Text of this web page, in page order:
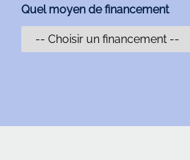
Quel moyen de financement